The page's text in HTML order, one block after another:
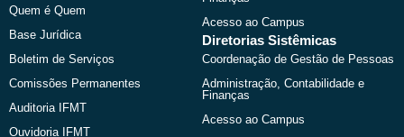
Quem é Quem
Base Jurídica
Boletim de Serviços
Comissões Permanentes
Auditoria IFMT
Ouvidoria IFMT
Acesso ao Campus
Diretorias Sistêmicas
Coordenação de Gestão de Pessoas
Administração, Contabilidade e
Finanças
Acesso ao Campus